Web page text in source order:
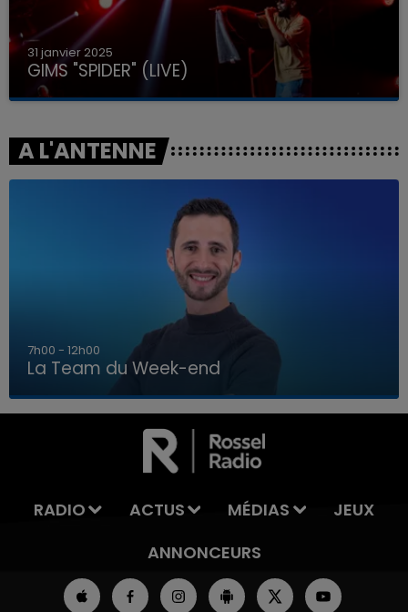
LA TEAM DU WEEK-END
31 janvier 2025
GIMS "SPIDER" (LIVE)
A L'ANTENNE
7h00 - 12h00
La Team du Week-end
RADIO ACTUS MÉDIAS
JEUX
ANNONCEURS